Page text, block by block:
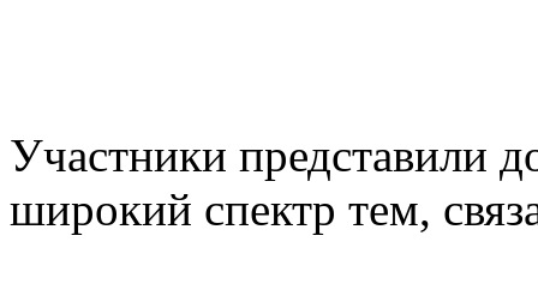
Участники представили
широкий спектр тем,